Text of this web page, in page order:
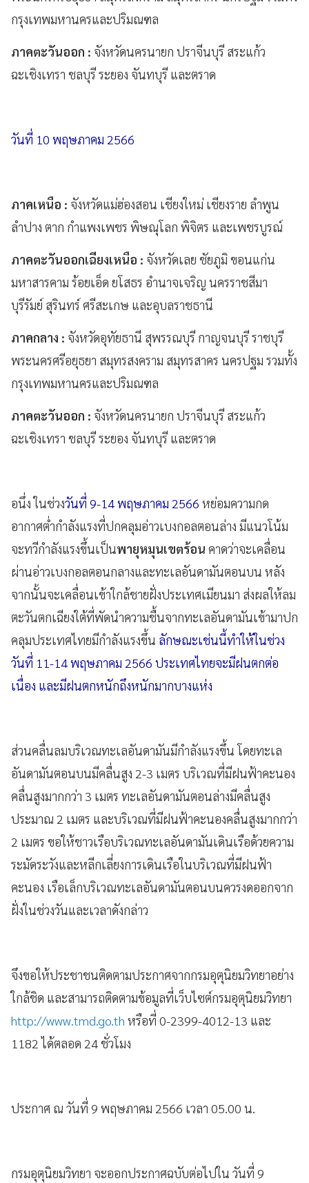
กรุงเทพมหานครและปริมณฑล
ภาคตะวันออก : จังหวัดนครนายก ปราจีนบุรี สระแก้ว
ฉะเชิงเทรา ชลบุรี ระยอง จันทบุรี และตราด
วันที่ 10 พฤษภาคม 2566
ภาคเหนือ : จังหวัดแม่ฮ่องสอน เชียงใหม่ เชียงราย ลำพูน
ลำปาง ตาก กำแพงเพชร พิษณุโลก พิจิตร และเพชรบูรณ์
ภาคตะวันออกเฉียงเหนือ : จังหวัดเลย ชัยภูมิ ขอนแก่น
มหาสารคาม ร้อยเอ็ด ยโสธร อำนาจเจริญ นครราชสีมา
บุรีรัมย์ สุรินทร์ ศรีสะเกษ และอุบลราชธานี
ภาคกลาง : จังหวัดอุทัยธานี สุพรรณบุรี กาญจนบุรี ราชบุรี
พระนครศรีอยุธยา สมุทรสงคราม สมุทรสาคร นครปฐม รวมทั้ง
กรุงเทพมหานครและปริมณฑล
ภาคตะวันออก : จังหวัดนครนายก ปราจีนบุรี สระแก้ว
ฉะเชิงเทรา ชลบุรี ระยอง จันทบุรี และตราด
อนึ่ง ในช่วงวันที่ 9-14 พฤษภาคม 2566 หย่อมความกด
อากาศต่ำกำลังแรงที่ปกคลุมอ่าวเบงกอลตอนล่าง มีแนวโน้ม
จะทวีกำลังแรงขึ้นเป็นพายุหมุนเขตร้อน คาดว่าจะเคลื่อน
ผ่านอ่าวเบงกอลตอนกลางและทะเลอันดามันตอนบน หลัง
จากนั้นจะเคลื่อนเข้าใกล้ชายฝั่งประเทศเมียนมา ส่งผลให้ลม
ตะวันตกเฉียงใต้ที่พัดนำความชื้นจากทะเลอันดามันเข้ามาปก
คลุมประเทศไทยมีกำลังแรงขึ้น ลักษณะเช่นนี้ทำให้ในช่วง
วันที่ 11-14 พฤษภาคม 2566 ประเทศไทยจะมีฝนตกต่อ
เนื่อง และมีฝนตกหนักถึงหนักมากบางแห่ง
ส่วนคลื่นลมบริเวณทะเลอันดามันมีกำลังแรงขึ้น โดยทะเล
อันดามันตอนบนมีคลื่นสูง 2-3 เมตร บริเวณที่มีฝนฟ้าคะนอง
คลื่นสูงมากกว่า 3 เมตร ทะเลอันดามันตอนล่างมีคลื่นสูง
ประมาณ 2 เมตร และบริเวณที่มีฝนฟ้าคะนองคลื่นสูงมากกว่า
2 เมตร ขอให้ชาวเรือบริเวณทะเลอันดามันเดินเรือด้วยความ
ระมัดระวังและหลีกเลี่ยงการเดินเรือในบริเวณที่มีฝนฟ้า
คะนอง เรือเล็กบริเวณทะเลอันดามันตอนบนควรงดออกจาก
ฝั่งในช่วงวันและเวลาดังกล่าว
จึงขอให้ประชาชนติดตามประกาศจากกรมอุตุนิยมวิทยาอย่าง
ใกล้ชิด และสามารถติดตามข้อมูลที่เว็บไซต์กรมอุตุนิยมวิทยา
http://www.tmd.go.th หรือที่ 0-2399-4012-13 และ
1182 ได้ตลอด 24 ชั่วโมง
ประกาศ ณ วันที่ 9 พฤษภาคม 2566 เวลา 05.00 น.
กรมอุตุนิยมวิทยา จะออกประกาศฉบับต่อไปใน วันที่ 9